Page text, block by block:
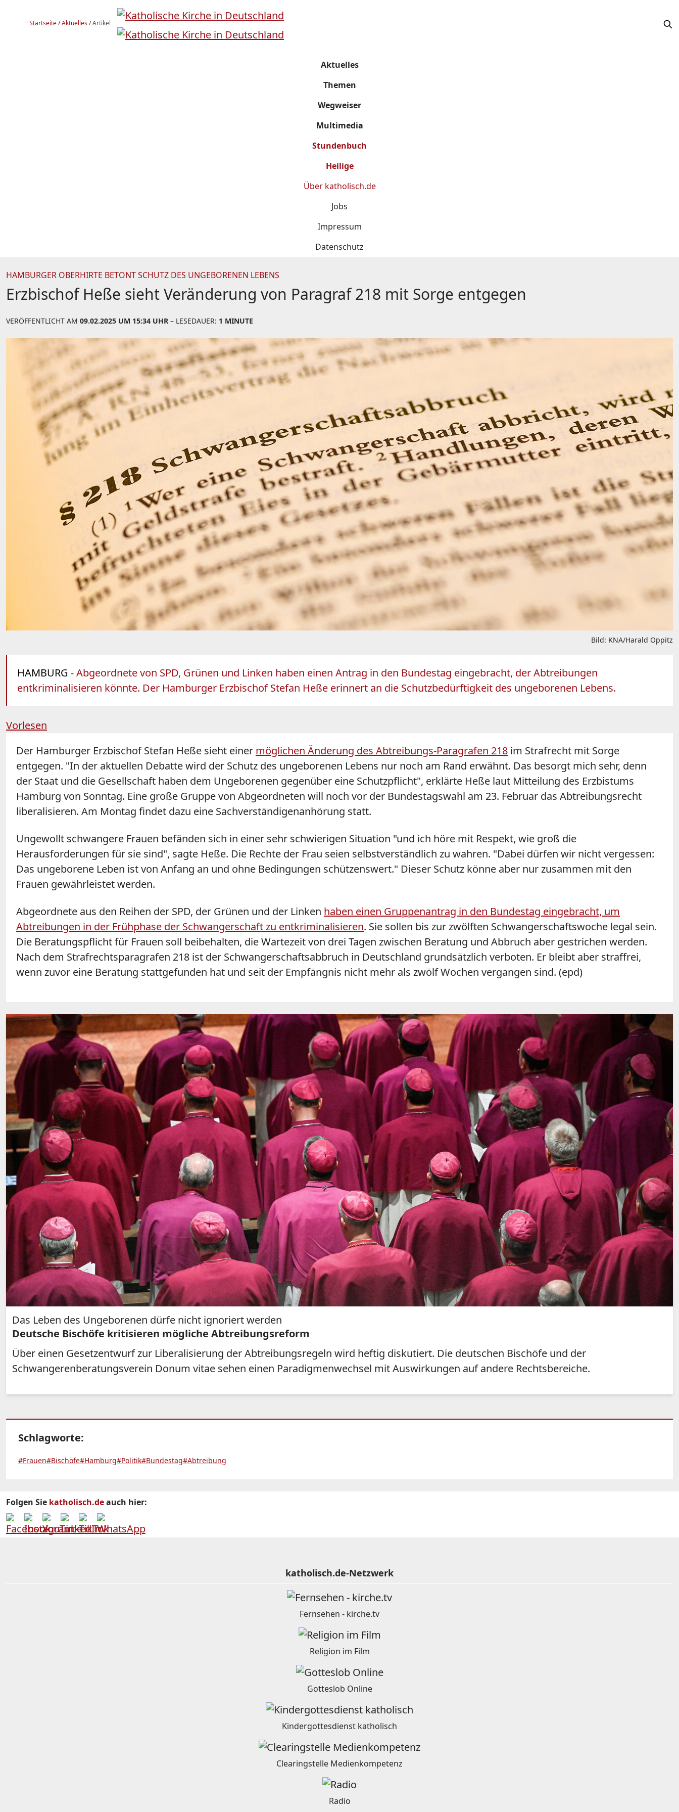
Startseite/Aktuelles/Artikel
Aktuelles
Themen
Wegweiser
Multimedia
Stundenbuch
Heilige
Über katholisch.de
Jobs
Impressum
Datenschutz
HAMBURGER OBERHIRTE BETONT SCHUTZ DES UNGEBORENEN LEBENS
Erzbischof Heße sieht Veränderung von Paragraf 218 mit Sorge entgegen
VERÖFFENTLICHT AM 09.02.2025 UM 15:34 UHR – LESEDAUER: 1 MINUTE
Bild: KNA/Harald Oppitz
HAMBURG - Abgeordnete von SPD, Grünen und Linken haben einen Antrag in den Bundestag eingebracht, der Abtreibungen
entkriminalisieren könnte. Der Hamburger Erzbischof Stefan Heße erinnert an die Schutzbedürftigkeit des ungeborenen Lebens.
Vorlesen
Der Hamburger Erzbischof Stefan Heße sieht einer möglichen Änderung des Abtreibungs-Paragrafen 218 im Strafrecht mit Sorge
entgegen. "In der aktuellen Debatte wird der Schutz des ungeborenen Lebens nur noch am Rand erwähnt. Das besorgt mich sehr, denn
der Staat und die Gesellschaft haben dem Ungeborenen gegenüber eine Schutzpflicht", erklärte Heße laut Mitteilung des Erzbistums
Hamburg von Sonntag. Eine große Gruppe von Abgeordneten will noch vor der Bundestagswahl am 23. Februar das Abtreibungsrecht
liberalisieren. Am Montag findet dazu eine Sachverständigenanhörung statt.
Ungewollt schwangere Frauen befänden sich in einer sehr schwierigen Situation "und ich höre mit Respekt, wie groß die
Herausforderungen für sie sind", sagte Heße. Die Rechte der Frau seien selbstverständlich zu wahren. "Dabei dürfen wir nicht vergessen:
Das ungeborene Leben ist von Anfang an und ohne Bedingungen schützenswert." Dieser Schutz könne aber nur zusammen mit den
Frauen gewährleistet werden.
Abgeordnete aus den Reihen der SPD, der Grünen und der Linken haben einen Gruppenantrag in den Bundestag eingebracht, um
Abtreibungen in der Frühphase der Schwangerschaft zu entkriminalisieren. Sie sollen bis zur zwölften Schwangerschaftswoche legal sein.
Die Beratungspflicht für Frauen soll beibehalten, die Wartezeit von drei Tagen zwischen Beratung und Abbruch aber gestrichen werden.
Nach dem Strafrechtsparagrafen 218 ist der Schwangerschaftsabbruch in Deutschland grundsätzlich verboten. Er bleibt aber straffrei,
wenn zuvor eine Beratung stattgefunden hat und seit der Empfängnis nicht mehr als zwölf Wochen vergangen sind. (epd)
Das Leben des Ungeborenen dürfe nicht ignoriert werden
Deutsche Bischöfe kritisieren mögliche Abtreibungsreform
Über einen Gesetzentwurf zur Liberalisierung der Abtreibungsregeln wird heftig diskutiert. Die deutschen Bischöfe und der
Schwangerenberatungsverein Donum vitae sehen einen Paradigmenwechsel mit Auswirkungen auf andere Rechtsbereiche.
Schlagworte:
#Frauen#Bischöfe#Hamburg#Politik#Bundestag#Abtreibung
Folgen Sie katholisch.deauch hier:
katholisch.de-Netzwerk
Fernsehen - kirche.tv
Religion im Film
Gotteslob Online
Kindergottesdienst katholisch
Clearingstelle Medienkompetenz
Radio